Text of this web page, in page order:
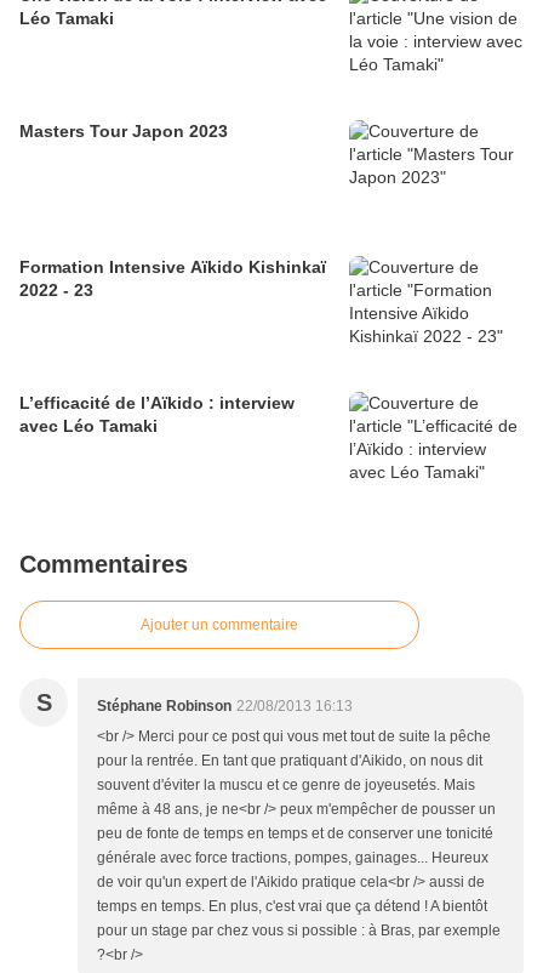
Léo Tamaki
Masters Tour Japon 2023
Formation Intensive Aïkido Kishinkaï
2022 - 23
L’efficacité de l’Aïkido : interview
avec Léo Tamaki
Commentaires
Ajouter un commentaire
S Stéphane Robinson 22/08/2013 16:13
<br /> Merci pour ce post qui vous met tout de suite la pêche
pour la rentrée. En tant que pratiquant d'Aikido, on nous dit
souvent d'éviter la muscu et ce genre de joyeusetés. Mais
même à 48 ans, je ne<br /> peux m'empêcher de pousser un
peu de fonte de temps en temps et de conserver une tonicité
générale avec force tractions, pompes, gainages... Heureux
de voir qu'un expert de l'Aikido pratique cela<br /> aussi de
temps en temps. En plus, c'est vrai que ça détend ! A bientôt
pour un stage par chez vous si possible : à Bras, par exemple
?<br />